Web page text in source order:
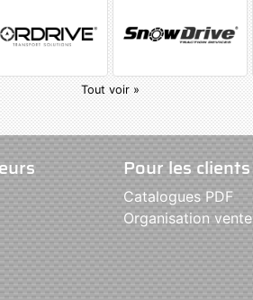
Tout voir »
Pour les clients
Catalogues PDF
Organisation vente